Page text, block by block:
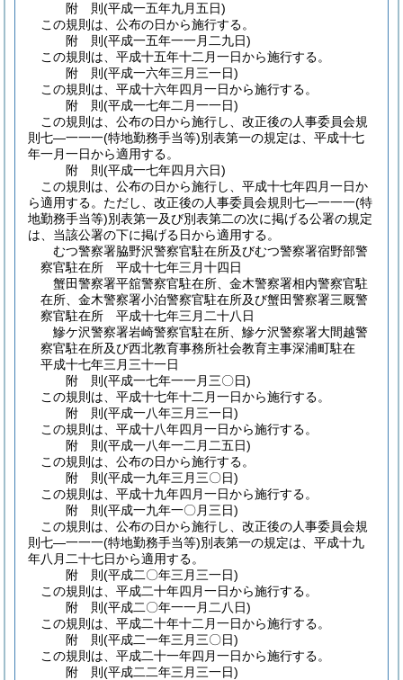
附 則(平成一五年九月五日)
この規則は、公布の日から施行する。
附 則(平成一五年一一月二九日)
この規則は、平成十五年十二月一日から施行する。
附 則(平成一六年三月三一日)
この規則は、平成十六年四月一日から施行する。
附 則(平成一七年二月一一日)
この規則は、公布の日から施行し、改正後の人事委員会規
則七―一一一(特地勤務手当等)別表第一の規定は、平成十七
年一月一日から適用する。
附 則(平成一七年四月六日)
この規則は、公布の日から施行し、平成十七年四月一日か
ら適用する。 ただし、改正後の人事委員会規則七―一一一(特
地勤務手当等)別表第一及び別表第二の次に掲げる公署の規定
は、当該公署の下に掲げる日から適用する。
むつ警察署脇野沢警察官駐在所及びむつ警察署宿野部警
察官駐在所 平成十七年三月十四日
蟹田警察署平舘警察官駐在所、金木警察署相内警察官駐
在所、金木警察署小泊警察官駐在所及び蟹田警察署三厩警
察官駐在所 平成十七年三月二十八日
鰺ケ沢警察署岩崎警察官駐在所、鰺ケ沢警察署大間越警
察官駐在所及び西北教育事務所社会教育主事深浦町駐在
平成十七年三月三十一日
附 則(平成一七年一一月三〇日)
この規則は、平成十七年十二月一日から施行する。
附 則(平成一八年三月三一日)
この規則は、平成十八年四月一日から施行する。
附 則(平成一八年一二月二五日)
この規則は、公布の日から施行する。
附 則(平成一九年三月三〇日)
この規則は、平成十九年四月一日から施行する。
附 則(平成一九年一〇月三日)
この規則は、公布の日から施行し、改正後の人事委員会規
則七―一一一(特地勤務手当等)別表第一の規定は、平成十九
年八月二十七日から適用する。
附 則(平成二〇年三月三一日)
この規則は、平成二十年四月一日から施行する。
附 則(平成二〇年一一月二八日)
この規則は、平成二十年十二月一日から施行する。
附 則(平成二一年三月三〇日)
この規則は、平成二十一年四月一日から施行する。
附 則(平成二二年三月三一日)